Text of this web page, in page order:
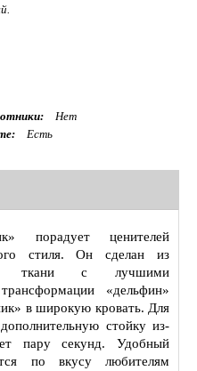
Нет
Есть
порадует ценителей
стиля. Он сделан из
ткани с лучшими
«дельфин»
в широкую кровать. Для
стойку из-
пару секунд. Удобный
по вкусу любителям